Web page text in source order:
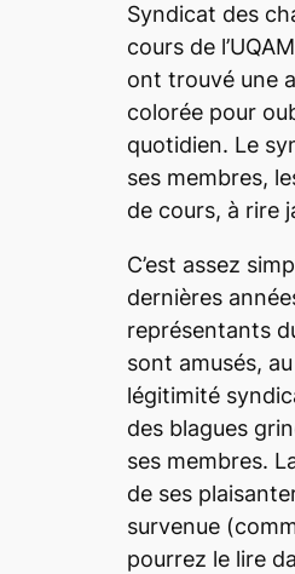
Syndicat des
cours de
ont trouvé une
colorée pour
quotidien. Le
ses membres,
de cours, à rire
C’est assez
dernières
représentants
sont amusés,
légitimité
des blagues
ses membres.
de ses
survenue
pourrez le lire